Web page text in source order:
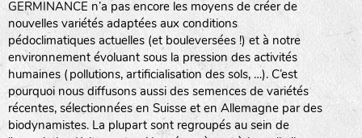
GERMINANCE n’a pas encore les moyens de créer de
nouvelles variétés adaptées aux conditions
pédoclimatiques actuelles (et bouleversées !) et à notre
environnement évoluant sous la pression des activités
humaines (pollutions, artificialisation des sols, …). C’est
pourquoi nous diffusons aussi des semences de variétés
récentes, sélectionnées en Suisse et en Allemagne par des
biodynamistes. La plupart sont regroupés au sein de
BINGENHEIMER SAATGUT (BGH)
www.bingenheimersaatgut.de
DE BOLSTER (DBO)
www.bolster.nl
GRAINE DEL PAÏS (GDP)
1 : Numéro d’ordre du lot
A : Sans calibre.
G: Gros
M: Moyen calibre
P: Petit calibre
Légumes feuilles